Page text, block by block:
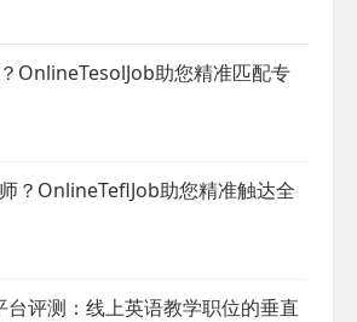
OnlineTesolJob助您精准匹配专
？OnlineTeflJob助您精准触达全
台评测：线上英语教学职位的垂直